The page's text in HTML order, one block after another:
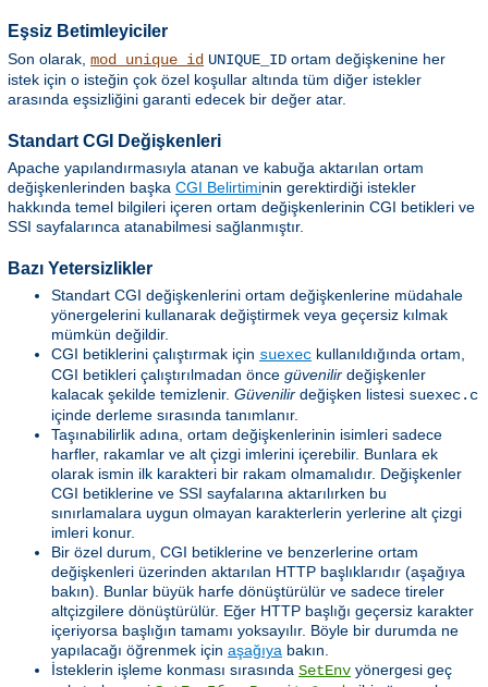
Eşsiz Betimleyiciler
Son olarak, mod_unique_id UNIQUE_ID ortam değişkenine her
istek için o isteğin çok özel koşullar altında tüm diğer istekler
arasında eşsizliğini garanti edecek bir değer atar.
Standart CGI Değişkenleri
Apache yapılandırmasıyla atanan ve kabuğa aktarılan ortam
değişkenlerinden başka CGI Belirtiminin gerektirdiği istekler
hakkında temel bilgileri içeren ortam değişkenlerinin CGI betikleri ve
SSI sayfalarınca atanabilmesi sağlanmıştır.
Bazı Yetersizlikler
Standart CGI değişkenlerini ortam değişkenlerine müdahale
yönergelerini kullanarak değiştirmek veya geçersiz kılmak
mümkün değildir.
CGI betiklerini çalıştırmak için suexec kullanıldığında ortam,
CGI betikleri çalıştırılmadan önce güvenilir değişkenler
kalacak şekilde temizlenir. Güvenilir değişken listesi suexec.c
içinde derleme sırasında tanımlanır.
Taşınabilirlik adına, ortam değişkenlerinin isimleri sadece
harfler, rakamlar ve alt çizgi imlerini içerebilir. Bunlara ek
olarak ismin ilk karakteri bir rakam olmamalıdır. Değişkenler
CGI betiklerine ve SSI sayfalarına aktarılırken bu
sınırlamalara uygun olmayan karakterlerin yerlerine alt çizgi
imleri konur.
Bir özel durum, CGI betiklerine ve benzerlerine ortam
değişkenleri üzerinden aktarılan HTTP başlıklarıdır (aşağıya
bakın). Bunlar büyük harfe dönüştürülür ve sadece tireler
altçizgilere dönüştürülür. Eğer HTTP başlığı geçersiz karakter
içeriyorsa başlığın tamamı yoksayılır. Böyle bir durumda ne
yapılacağı öğrenmek için aşağıya bakın.
İsteklerin işleme konması sırasında SetEnv yönergesi geç